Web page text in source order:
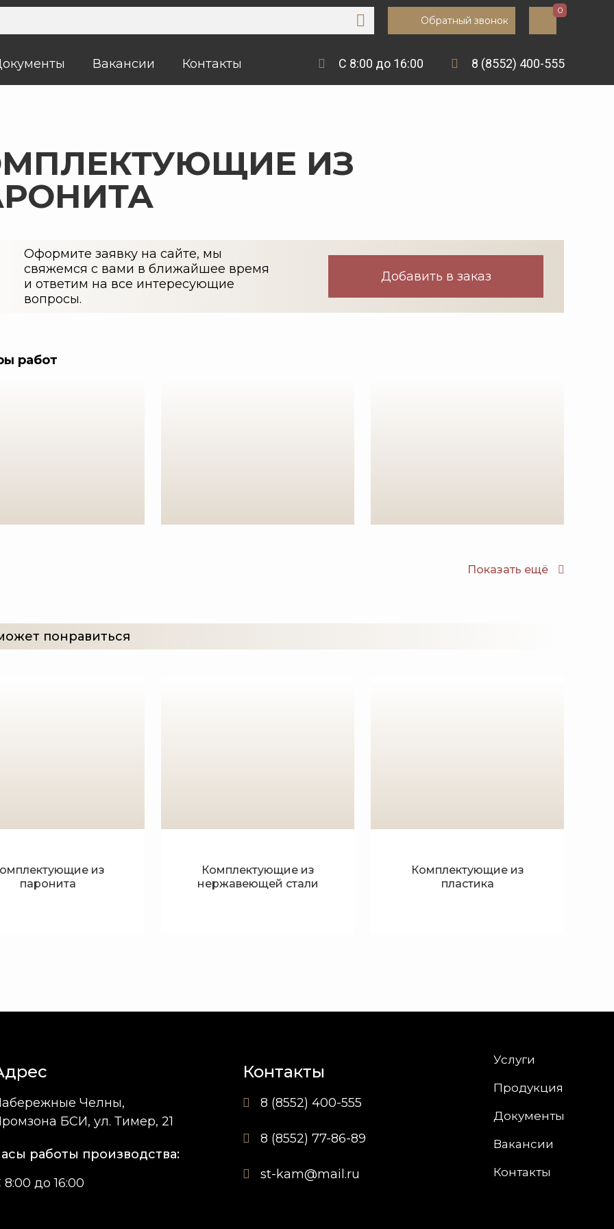
Обратный звонок
0
Вакансии Контакты 8 (8552) 400-555
С 8:00 до 16:00
ИЗ
Оформите заявку на сайте, мы
свяжемся с вами в ближайшее время
и ответим на все интересующие
вопросы.
Добавить в заказ
работ
Показать ещё
понравиться
из
паронита
Комплектующие из
нержавеющей стали
Комплектующие из
пластика
Челны,
БСИ, ул. Тимер, 21
работы производства:
8:00 до 16:00
Контакты
8 (8552) 400-555
8 (8552) 77-86-89
st-kam@mail.ru
Услуги
Продукция
Документы
Вакансии
Контакты